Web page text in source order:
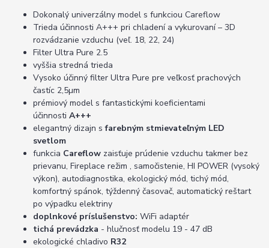
Dokonalý univerzálny model s funkciou Careflow
Trieda účinnosti A+++ pri chladení a vykurovaní – 3D
rozvádzanie vzduchu (veľ. 18, 22, 24)
Filter Ultra Pure 2.5
vyššia stredná trieda
Vysoko účinný filter Ultra Pure pre veľkosť prachových
častíc 2,5µm
prémiový model s fantastickými koeficientami
účinnosti A+++
elegantný dizajn sfarebným stmievateľným LED
svetlom
funkcia Careflow zaisťuje prúdenie vzduchu takmer bez
prievanu, Fireplace režim , samočistenie, HI POWER (vysoký
výkon), autodiagnostika, ekologický mód, tichý mód,
komfortný spánok, týždenný časovač, automatický reštart
po výpadku elektriny
doplnkové príslušenstvo: WiFi adaptér
tichá prevádzka - hlučnosť modelu 19 - 47 dB
ekologické chladivo R32